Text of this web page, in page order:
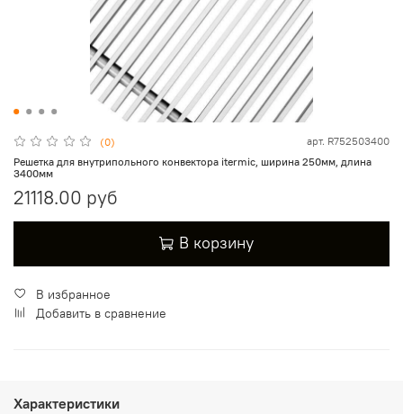
(0) арт. R752503400
Решетка для внутрипольного конвектора itermic, ширина 250мм, длина
3400мм
21118.00 руб
В корзину
В избранное
Добавить в сравнение
Характеристики